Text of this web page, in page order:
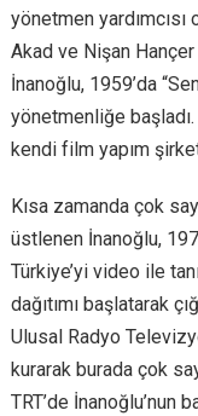
yönetmen
Akad ve Nişan
İnanoğlu, 1959’da
yönetmenliğe
kendi film yapım
Kısa zamanda çok
üstlenen İnanoğlu,
Türkiye’yi video ile
dağıtımı başlatarak
Ulusal Radyo
kurarak burada çok
TRT’de İnanoğlu’nun